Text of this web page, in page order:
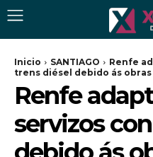
Inicio SANTIAGO
Renfe
trens diésel debido ás
Renfe
servizos